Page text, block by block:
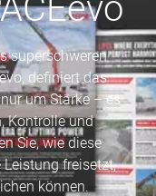
superschweren
definiert das
um Stärke – es
Kontrolle und
Sie, wie diese
freisetzt,
können.